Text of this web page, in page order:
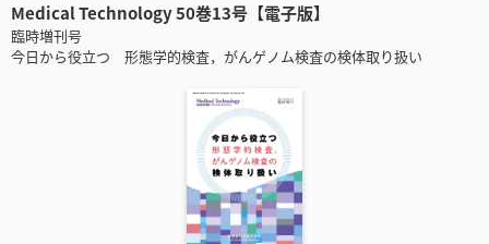
Medical Technology 50巻13号【電子版】
臨時増刊号
今日から役立つ 形態学的検査，がんゲノム検査の検体取り扱い